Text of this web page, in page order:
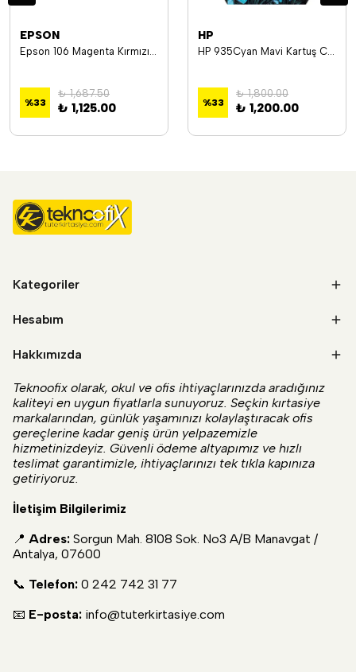
EPSON
Epson 106 Magenta Kırmızı Şişe Mürekkep T00R340 L7160-7180
%33
₺ 1,687.50
₺ 1,125.00
HP
HP 935Cyan Mavi Kartuş C2P20AE
%33
₺ 1,800.00
₺ 1,200.00
Kategoriler
Hesabım
Hakkımızda
Teknoofix olarak, okul ve ofis ihtiyaçlarınızda aradığınız
kaliteyi en uygun fiyatlarla sunuyoruz. Seçkin kırtasiye
markalarından, günlük yaşamınızı kolaylaştıracak ofis
gereçlerine kadar geniş ürün yelpazemizle
hizmetinizdeyiz. Güvenli ödeme altyapımız ve hızlı
teslimat garantimizle, ihtiyaçlarınızı tek tıkla kapınıza
getiriyoruz.
İletişim Bilgilerimiz
📍 Adres: Sorgun Mah. 8108 Sok. No3 A/B Manavgat /
Antalya, 07600
📞 Telefon: 0 242 742 31 77
📧 E-posta: info@tuterkirtasiye.com